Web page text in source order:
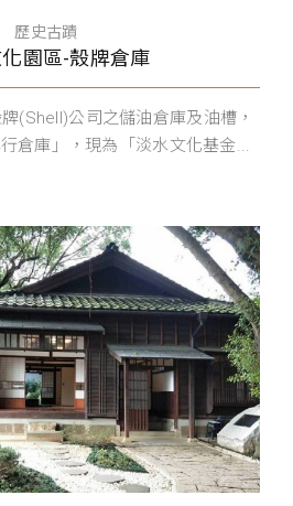
歷史古蹟
園區-殼牌倉庫
(Shell)公司之儲油倉庫及油槽，
倉庫」，現為「淡水文化基金...